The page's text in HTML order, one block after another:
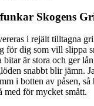
Skogens
i rejält tilltagna
för dig som vill slippa
bitar är stora och ger
snabbt blir jämn.
i botten av påsen,
för mycket smått.